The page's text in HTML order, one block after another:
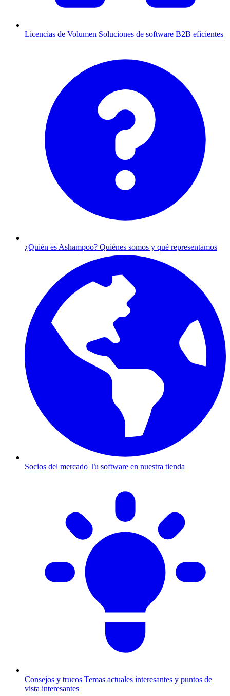
Licencias de Volumen Soluciones de software B2B eficientes
¿Quién es Ashampoo? Quiénes somos y qué representamos
Socios del mercado Tu software en nuestra tienda
Consejos y trucos Temas actuales interesantes y puntos de
vista interesantes